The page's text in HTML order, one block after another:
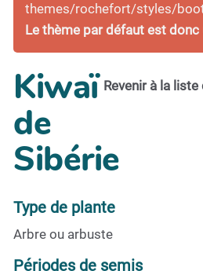
themes/rochefort/styles/
Le thème par défaut est donc
Revenir à la
Kiwaï
de
Sibérie
Type de plante
Arbre ou arbuste
Périodes de semis